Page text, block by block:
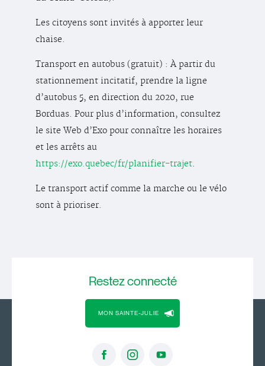
Les citoyens sont invités à apporter leur
chaise.
Transport en autobus (gratuit) : À partir du
stationnement incitatif, prendre la ligne
d’autobus 5, en direction du 2020, rue
Borduas. Pour plus d’information, consultez
le site Web d’Exo pour connaître les horaires
et les arrêts au
https://exo.quebec/fr/planifier-trajet.
Le transport actif comme la marche ou le vélo
sont à prioriser.
Restezconnecté
MON SAINTE-JULIE